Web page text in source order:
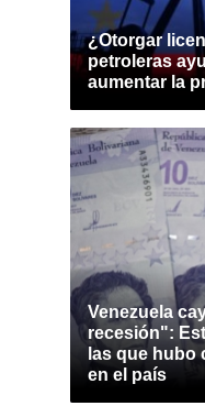
¿Otorgar
petroleras
aumentar la
Venezuela
recesión":
las que hubo
en el país